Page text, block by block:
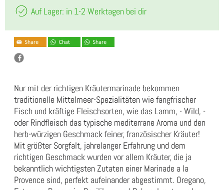
Auf Lager: in 1-2 Werktagen bei dir
Nur mit der richtigen Kräutermarinade bekommen
traditionelle Mittelmeer-Spezialitäten wie fangfrischer
Fisch und kräftige Fleischsorten, wie das Lamm, - Wild, -
oder Rindfleisch das typische mediterrane Aroma und den
herb-würzigen Geschmack feiner, französischer Kräuter!
Mit größter Sorgfalt, jahrelanger Erfahrung und dem
richtigen Geschmack wurden vor allem Kräuter, die ja
bekanntlich wichtigsten Zutaten einer Marinade a la
Provence sind, perfekt aufeinander abgestimmt. Oregano,